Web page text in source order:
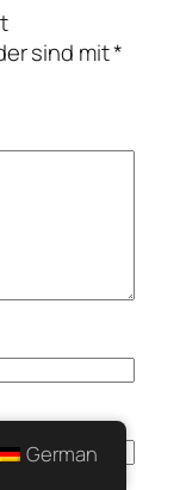
sind mit*
German